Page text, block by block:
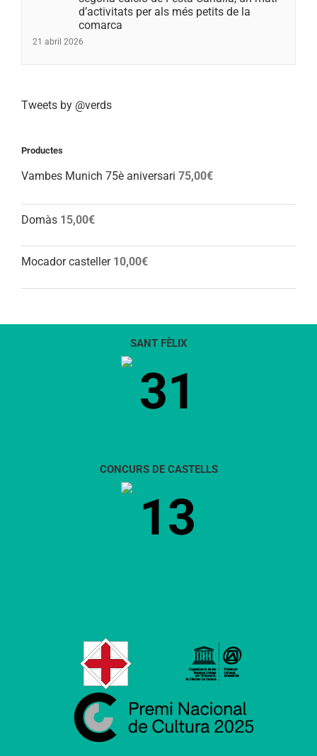
d’activitats per als més petits de la
comarca
21 abril 2026
Tweets by @verds
Productes
Vambes Munich 75è aniversari 75,00€
Domàs 15,00€
Mocador casteller 10,00€
SANT FÈLIX
31
CONCURS DE CASTELLS
13